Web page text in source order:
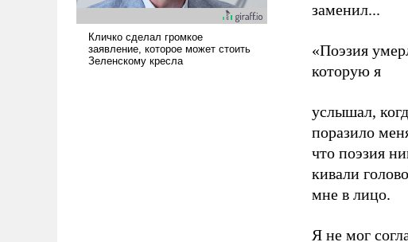
заменил...
«Поэзия
которую я
услышал,
поразило
что поэзия
кивали
мне в лицо.
Я не мог